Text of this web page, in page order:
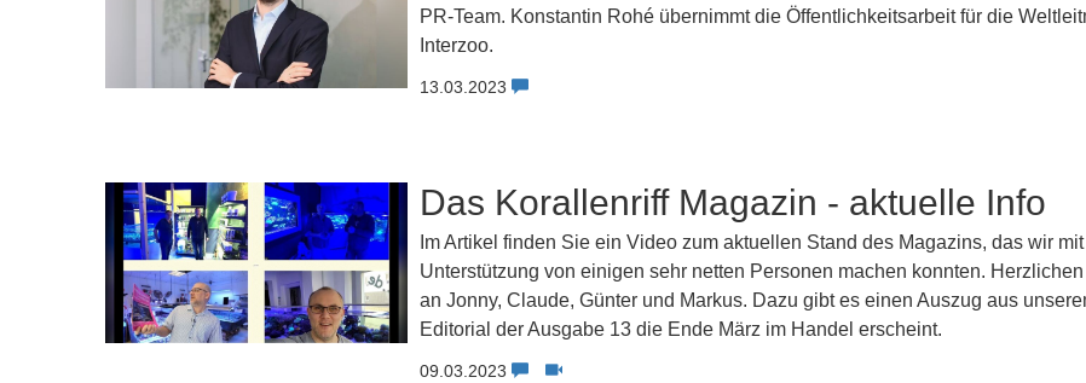
PR-Team. Konstantin Rohé übernimmt die Öffentlichkeitsarbeit für die
Interzoo.
13.03.2023
Das Korallenriff Magazin - aktuelle Info
Im Artikel finden Sie ein Video zum aktuellen Stand des Magazins, das wir mit
Unterstützung von einigen sehr netten Personen machen konnten.
an Jonny, Claude, Günter und Markus. Dazu gibt es einen Auszug aus
Editorial der Ausgabe 13 die Ende März im Handel erscheint.
09.03.2023